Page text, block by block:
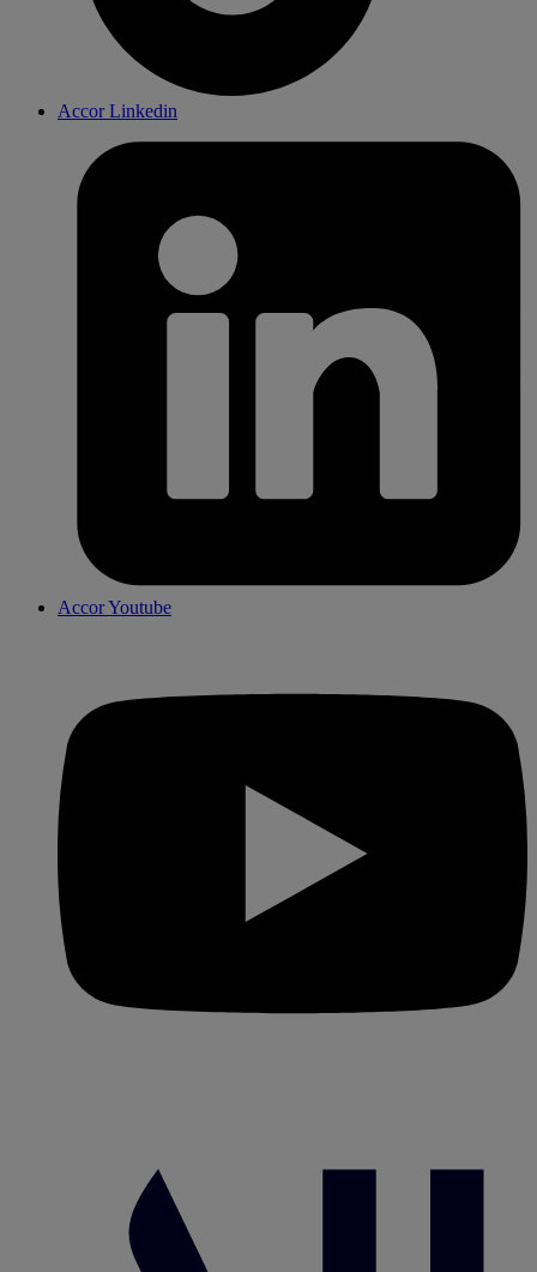
Accor Linkedin
Accor Youtube